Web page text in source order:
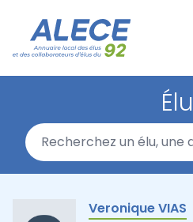
Élu
Veronique VIAS